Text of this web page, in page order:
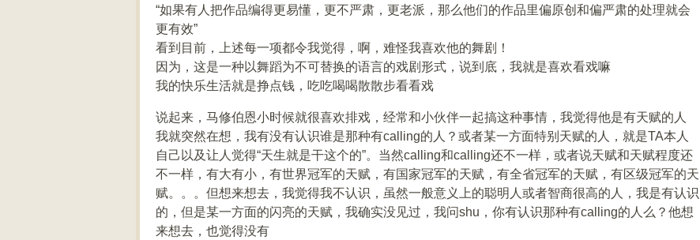
“如果有人把作品编得更易懂，更不严肃，更老派，那么他们的作品里偏原创和偏严肃的处理就会
更有效”
看到目前，上述每一项都令我觉得，啊，难怪我喜欢他的舞剧！
因为，这是一种以舞蹈为不可替换的语言的戏剧形式，说到底，我就是喜欢看戏嘛
我的快乐生活就是挣点钱，吃吃喝喝散散步看看戏
说起来，马修伯恩小时候就很喜欢排戏，经常和小伙伴一起搞这种事情，我觉得他是有天赋的人
我就突然在想，我有没有认识谁是那种有calling的人？或者某一方面特别天赋的人，就是TA本人
自己以及让人觉得“天生就是干这个的”。当然calling和calling还不一样，或者说天赋和天赋程度还
不一样，有大有小，有世界冠军的天赋，有国家冠军的天赋，有全省冠军的天赋，有区级冠军的天
赋。。。但想来想去，我觉得我不认识，虽然一般意义上的聪明人或者智商很高的人，我是有认识
的，但是某一方面的闪亮的天赋，我确实没见过，我问shu，你有认识那种有calling的人么？他想
来想去，也觉得没有